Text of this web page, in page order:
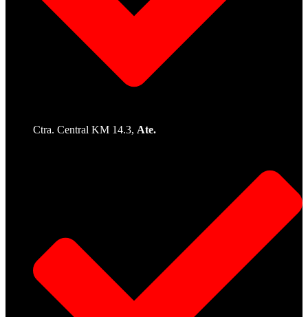
Ctra. Central KM 14.3, Ate.